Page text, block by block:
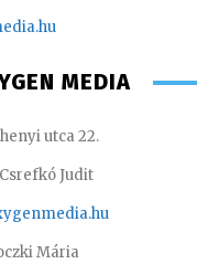
MEDIA
utca 22.
Csrefkó Judit
Mária